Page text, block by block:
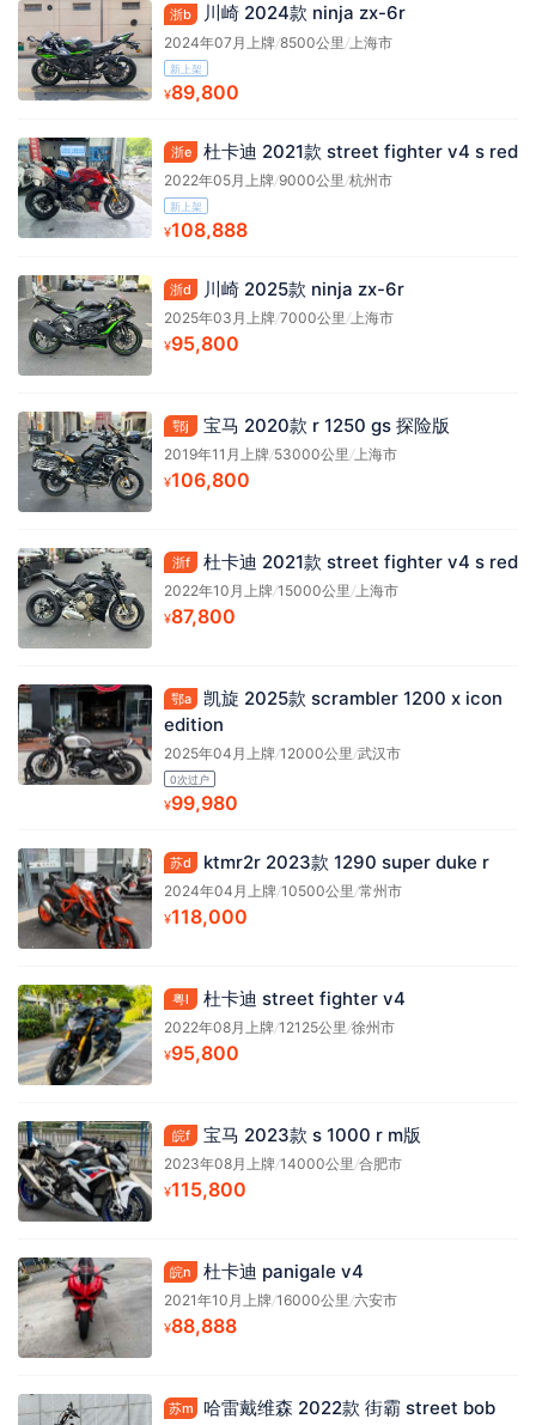
浙b 川崎 2024款 ninja zx-6r
2024年07月上牌/8500公里 /上海市
新上架
¥89,800
浙e 杜卡迪 2021款 street fighter v4 s red
2022年05月上牌/9000公里 /杭州市
新上架
¥108,888
浙d 川崎 2025款 ninja zx-6r
2025年03月上牌/7000公里 /上海市
¥95,800
鄂j 宝马 2020款 r 1250 gs 探险版
2019年11月上牌/53000公里 /上海市
¥106,800
浙f 杜卡迪 2021款 street fighter v4 s red
2022年10月上牌/15000公里 /上海市
¥87,800
鄂a
凯旋 2025款 scrambler 1200 x icon
edition
2025年04月上牌/12000公里 /武汉市
0次过户
¥99,980
苏d ktmr2r 2023款 1290 super duke r
2024年04月上牌/10500公里 /常州市
¥118,000
粤l 杜卡迪 street fighter v4
2022年08月上牌/12125公里 /徐州市
¥95,800
皖f 宝马 2023款 s 1000 r m版
2023年08月上牌/14000公里 /合肥市
¥115,800
皖n 杜卡迪 panigale v4
2021年10月上牌/16000公里 /六安市
¥88,888
苏m
哈雷戴维森 2022款 街霸 street bob